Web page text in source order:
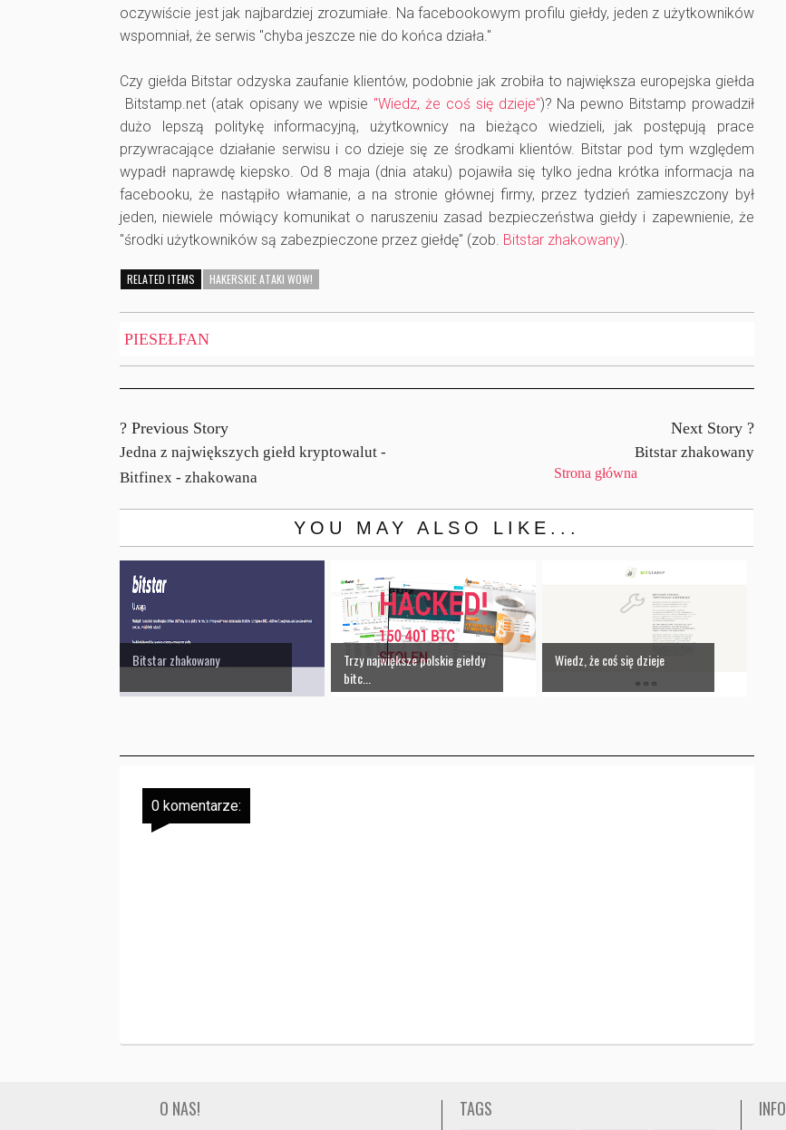
oczywiście jest jak najbardziej zrozumiałe. Na facebookowym profilu giełdy, jeden z użytkowników
wspomniał, że serwis "chyba jeszcze nie do końca działa."
Czy giełda Bitstar odzyska zaufanie klientów, podobnie jak zrobiła to największa europejska giełda
Bitstamp.net (atak opisany we wpisie "Wiedz, że coś się dzieje")? Na pewno Bitstamp prowadził
dużo lepszą politykę informacyjną, użytkownicy na bieżąco wiedzieli, jak postępują prace
przywracające działanie serwisu i co dzieje się ze środkami klientów. Bitstar pod tym względem
wypadł naprawdę kiepsko. Od 8 maja (dnia ataku) pojawiła się tylko jedna krótka informacja na
facebooku, że nastąpiło włamanie, a na stronie głównej firmy, przez tydzień zamieszczony był
jeden, niewiele mówiący komunikat o naruszeniu zasad bezpieczeństwa giełdy i zapewnienie, że
"środki użytkowników są zabezpieczone przez giełdę" (zob. Bitstar zhakowany).
RELATED ITEMS HAKERSKIE ATAKI WOW!
PIESEŁFAN
? Previous Story
Jedna z największych giełd kryptowalut -
Bitfinex - zhakowana
Next Story ?
Bitstar zhakowany
Strona główna
YOU MAY ALSO LIKE...
Bitstar zhakowany
Trzy największe polskie giełdy
bitc...
Wiedz, że coś się dzieje
0 komentarze:
O NAS! TAGS INFO